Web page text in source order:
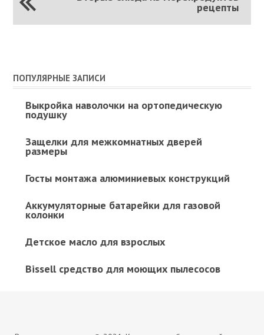
рецепты
ПОПУЛЯРНЫЕ ЗАПИСИ
Выкройка наволочки на ортопедическую
подушку
Защелки для межкомнатных дверей
размеры
Госты монтажа алюминиевых конструкций
Аккумуляторные батарейки для газовой
колонки
Детское масло для взрослых
Bissell средство для моющих пылесосов